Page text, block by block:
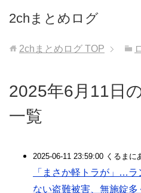
2chまとめログ
2chまとめログ TOP
2025年6月11日
一覧
2025-06-11 23:59:00 くるまに
「まさか軽トラが」…
ない盗難被害、無施錠